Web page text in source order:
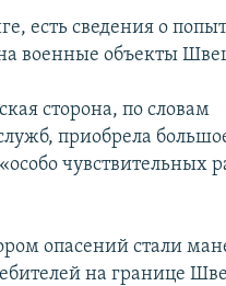
есть сведения о
военные объекты
сторона, по словам
приобрела
чувствительных
опасений стали
на границе